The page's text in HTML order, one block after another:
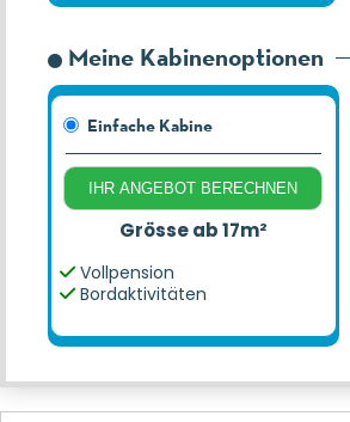
Meine Kabinenoptionen
Einfache Kabine
IHR ANGEBOT BERECHNEN
Grösse ab 17m²
Vollpension
Bordaktivitäten